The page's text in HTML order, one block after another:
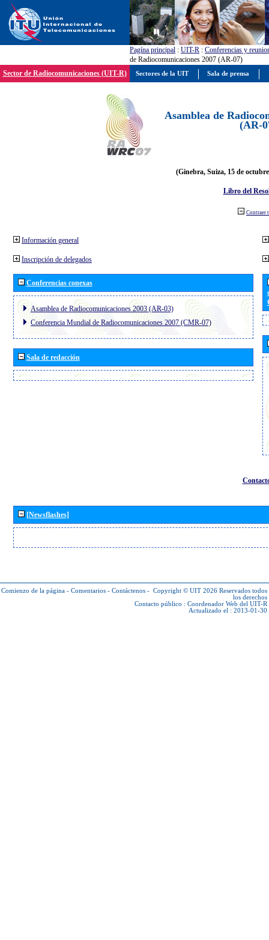
Pagína principal : UIT-R : Conferencias y
de Radiocomunicaciones 2007 (AR-07)
Sector de Radiocomunicaciones (UIT-R)
Asamblea de
(AR-
(Ginebra, Suiza, 15 de
Libro del
Contraer
Información general
Inscripción de delegados
Conferencias conexas
Asamblea de Radiocomunicaciones 2003 (AR-03)
Conferencia Mundial de Radiocomunicaciones 2007 (CMR-07)
Sala de redacción
[Newsflashes]
Comienzo de la página - Comentarios - Contáctenos - Copyright © UIT 2026 Reservados todos
los derechos
Contacto público : Coordenador Web del UIT-R
Actualizado el : 2013-01-30
Sectores de la UIT Sala de prensa